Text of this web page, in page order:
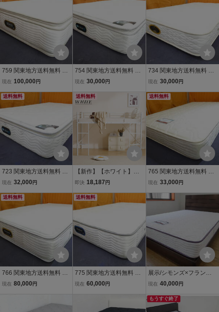
グレー)
759 関東地方送料無料 展
示品 シモンズ カスタムロ
マットレス
現在 100,000 円
754 関東地方送料無料 展
示品 シモンズ ピロートッ
ブルサイズマットレス
現在 30,000 円
734 関東地方送料無料 シ
モンズ ゴールデンバリュ
サイズマットレス
現在 30,000 円
送料無料
723 関東地方送料無料 展
示品 シモンズ ピロートッ
ブルサイズマットレス
現在 32,000 円
送料無料
【新作】【ホワイト】【S
Dセミダブル】 ロフトベ
デスク付 木 収納 北欧風
子供部屋 スチール 耐震 ベ
即決 18,187 円
送料無料
765 関東地方送料無料 展
示品 シモンズ ポケットコ
ットレス
現在 33,000 円
送料無料
766 関東地方送料無料 展
示品 シモンズ ニューフィ
現在 80,000 円
送料無料
775 関東地方送料無料 展
示品 シモンズ エクストラ
現在 60,000 円
展示/シモンズ×フランス
ベッド/ポケットコイル/LE
ベッド
現在 40,000 円
もうすぐ終了